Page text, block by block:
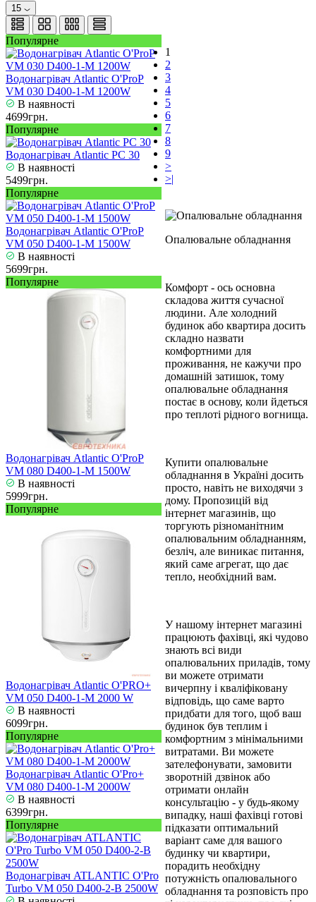
15
Популярне
Водонагрівач Atlantic O'ProP
VM 030 D400-1-M 1200W
В наявності
4699грн.
Популярне
Водонагрівач Atlantic PC 30
В наявності
5499грн.
Популярне
Водонагрівач Atlantic O'ProP
VM 050 D400-1-M 1500W
В наявності
5699грн.
Популярне
Водонагрівач Atlantic O'ProP
VM 080 D400-1-M 1500W
В наявності
5999грн.
Популярне
Водонагрівач Atlantic O'PRO+
VM 050 D400-1-M 2000 W
В наявності
6099грн.
Популярне
Водонагрівач Atlantic O'Pro+
VM 080 D400-1-M 2000W
В наявності
6399грн.
Популярне
Водонагрівач ATLANTIC O'Pro
Turbo VM 050 D400-2-B 2500W
1
2
3
4
5
6
7
8
9
>
>|
Опалювальне обладнання
Комфорт - ось основна
складова життя сучасної
людини. Але холодний
будинок або квартира досить
складно назвати
комфортними для
проживання, не кажучи про
домашній затишок, тому
опалювальне обладнання
постає в основу, коли йдеться
про теплоті рідного вогнища.
Купити опалювальне
обладнання в Україні досить
просто, навіть не виходячи з
дому. Пропозицій від
інтернет магазинів, що
торгують різноманітним
опалювальним обладнанням,
безліч, але виникає питання,
який саме агрегат, що дає
тепло, необхідний вам.
У нашому інтернет магазині
працюють фахівці, які чудово
знають всі види
опалювальних приладів, тому
ви можете отримати
вичерпну і кваліфіковану
відповідь, що саме варто
придбати для того, щоб ваш
будинок був теплим і
комфортним з мінімальними
витратами. Ви можете
зателефонувати, замовити
зворотній дзвінок або
отримати онлайн
консультацію - у будь-якому
випадку, наші фахівці готові
підказати оптимальний
варіант саме для вашого
будинку чи квартири,
порадить необхідну
потужність опалювального
обладнання та розповість про